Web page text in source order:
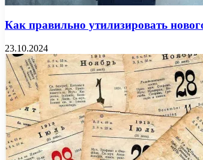
Как правильно утилизировать
23.10.2024